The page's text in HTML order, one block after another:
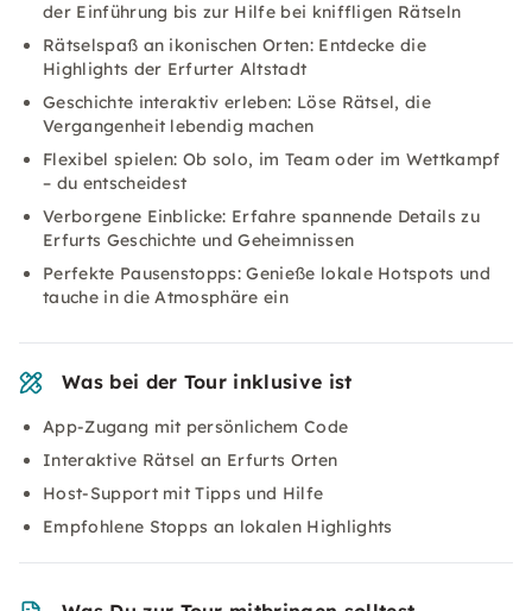
der Einführung bis zur Hilfe bei kniffligen Rätseln
Rätselspaß an ikonischen Orten: Entdecke die
Highlights der Erfurter Altstadt
Geschichte interaktiv erleben: Löse Rätsel, die
Vergangenheit lebendig machen
Flexibel spielen: Ob solo, im Team oder im Wettkampf
– du entscheidest
Verborgene Einblicke: Erfahre spannende Details zu
Erfurts Geschichte und Geheimnissen
Perfekte Pausenstopps: Genieße lokale Hotspots und
tauche in die Atmosphäre ein
Was bei der Tour inklusive ist
App-Zugang mit persönlichem Code
Interaktive Rätsel an Erfurts Orten
Host-Support mit Tipps und Hilfe
Empfohlene Stopps an lokalen Highlights